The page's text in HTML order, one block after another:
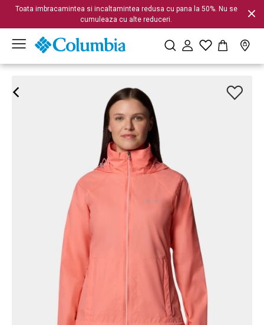
Toata imbracamintea si incaltamintea redusa cu pana la 50%. Nu se
cumuleaza cu alte reduceri.